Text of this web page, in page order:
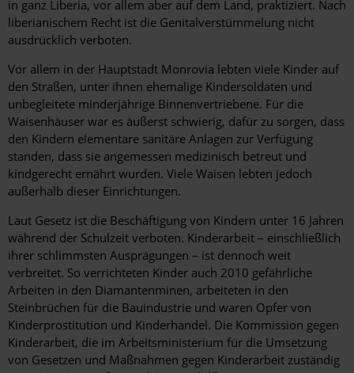
in ganz Liberia, vor allem aber auf dem Land, praktiziert. Nach
liberianischem Recht ist die Genitalverstümmelung nicht
ausdrücklich verboten.
Vor allem in der Hauptstadt Monrovia lebten viele Kinder auf
den Straßen, unter ihnen ehemalige Kindersoldaten und
unbegleitete minderjährige Binnenvertriebene. Für die
Waisenhäuser war es äußerst schwierig, dafür zu sorgen, dass
den Kindern elementare sanitäre Anlagen zur Verfügung
standen, dass sie angemessen medizinisch betreut und
kindgerecht ernährt wurden. Viele Waisen lebten jedoch
außerhalb dieser Einrichtungen.
Laut Gesetz ist die Beschäftigung von Kindern unter 16 Jahren
während der Schulzeit verboten. Kinderarbeit – einschließlich
ihrer schlimmsten Ausprägungen – ist dennoch weit
verbreitet. So verrichteten Kinder auch 2010 gefährliche
Arbeiten in den Diamantenminen, arbeiteten in den
Steinbrüchen für die Bauindustrie und waren Opfer von
Kinderprostitution und Kinderhandel. Die Kommission gegen
Kinderarbeit, die im Arbeitsministerium für die Umsetzung
von Gesetzen und Maßnahmen gegen Kinderarbeit zuständig